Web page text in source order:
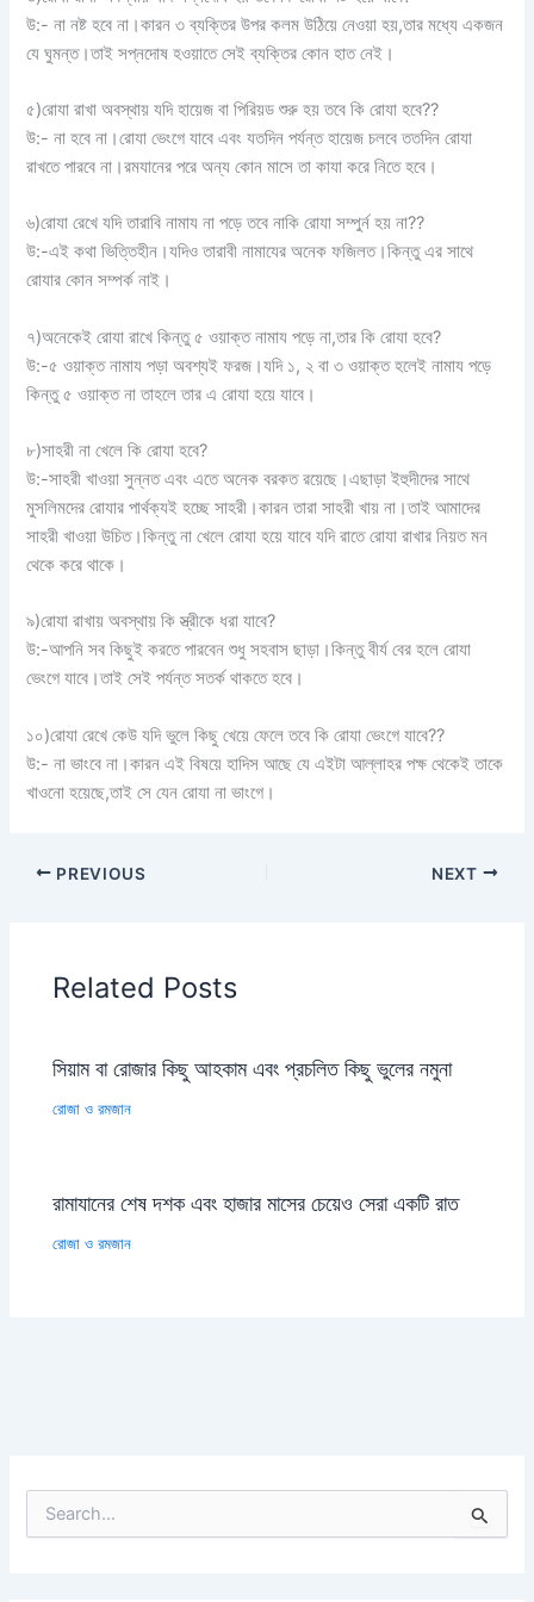
উ:- না নষ্ট হবে না।কারন ৩ ব্যক্তির উপর কলম উঠিয়ে নেওয়া হয়,তার মধ্যে একজন
যে ঘুমন্ত।তাই সপ্নদোষ হওয়াতে সেই ব্যক্তির কোন হাত নেই।
৫)রোযা রাখা অবস্থায় যদি হায়েজ বা পিরিয়ড শুরু হয় তবে কি রোযা হবে??
উ:- না হবে না।রোযা ভেংগে যাবে এবং যতদিন পর্যন্ত হায়েজ চলবে ততদিন রোযা
রাখতে পারবে না।রমযানের পরে অন্য কোন মাসে তা কাযা করে নিতে হবে।
৬)রোযা রেখে যদি তারাবি নামায না পড়ে তবে নাকি রোযা সম্পুর্ন হয় না??
উ:-এই কথা ভিত্তিহীন।যদিও তারাবী নামাযের অনেক ফজিলত।কিন্তু এর সাথে
রোযার কোন সম্পর্ক নাই।
৭)অনেকেই রোযা রাখে কিন্তু ৫ ওয়াক্ত নামায পড়ে না,তার কি রোযা হবে?
উ:-৫ ওয়াক্ত নামায পড়া অবশ্যই ফরজ।যদি ১, ২ বা ৩ ওয়াক্ত হলেই নামায পড়ে
কিন্তু ৫ ওয়াক্ত না তাহলে তার এ রোযা হয়ে যাবে।
৮)সাহরী না খেলে কি রোযা হবে?
উ:-সাহরী খাওয়া সুন্নত এবং এতে অনেক বরকত রয়েছে।এছাড়া ইহুদীদের সাথে
মুসলিমদের রোযার পার্থক্যই হচ্ছে সাহরী।কারন তারা সাহরী খায় না।তাই আমাদের
সাহরী খাওয়া উচিত।কিন্তু না খেলে রোযা হয়ে যাবে যদি রাতে রোযা রাখার নিয়ত মন
থেকে করে থাকে।
৯)রোযা রাখায় অবস্থায় কি স্ত্রীকে ধরা যাবে?
উ:-আপনি সব কিছুই করতে পারবেন শুধু সহবাস ছাড়া।কিন্তু বীর্য বের হলে রোযা
ভেংগে যাবে।তাই সেই পর্যন্ত সতর্ক থাকতে হবে।
১০)রোযা রেখে কেউ যদি ভুলে কিছু খেয়ে ফেলে তবে কি রোযা ভেংগে যাবে??
উ:- না ভাংবে না।কারন এই বিষয়ে হাদিস আছে যে এইটা আল্লাহর পক্ষ থেকেই তাকে
খাওনো হয়েছে,তাই সে যেন রোযা না ভাংগে।
PREVIOUS NEXT
Related Posts
সিয়াম বা রোজার কিছু আহকাম এবং প্রচলিত কিছু ভুলের নমুনা
রোজা ও রমজান
রামাযানের শেষ দশক এবং হাজার মাসের চেয়েও সেরা একটি রাত
রোজা ও রমজান
e